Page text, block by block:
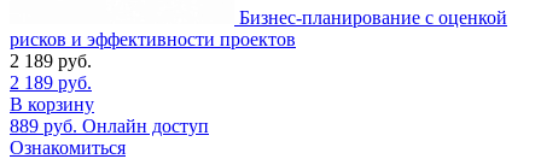
Бизнес-планирование с оценкой
рисков и эффективности проектов
2 189 руб.
2 189 руб.
В корзину
889 руб. Онлайн доступ
Ознакомиться